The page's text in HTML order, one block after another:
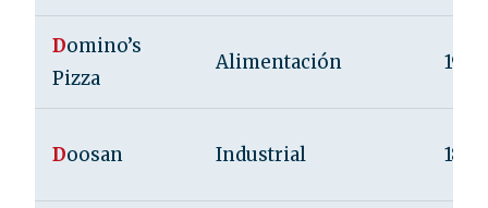
Domino’s
Pizza
Alimentación 1960
Doosan Industrial 1896